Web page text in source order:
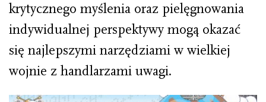
krytycznego myślenia oraz pielęgnowania
indywidualnej perspektywy mogą okazać
się najlepszymi narzędziami w wielkiej
wojnie z handlarzami uwagi.